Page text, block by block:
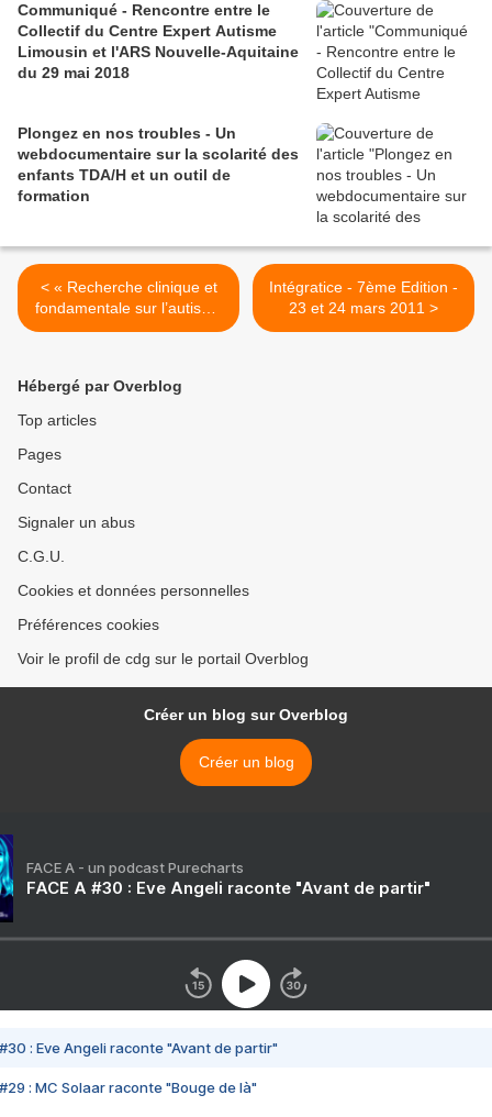
Communiqué - Rencontre entre le
Collectif du Centre Expert Autisme
Limousin et l'ARS Nouvelle-Aquitaine
du 29 mai 2018
Plongez en nos troubles - Un
webdocumentaire sur la scolarité des
enfants TDA/H et un outil de
formation
< « Recherche clinique et
fondamentale sur l’autisme
» - Appel d’offres 2011
Intégratice - 7ème Edition -
23 et 24 mars 2011 >
Hébergé par Overblog
Top articles
Pages
Contact
Signaler un abus
C.G.U.
Cookies et données personnelles
Préférences cookies
Voir le profil de cdg sur le portail Overblog
Créer un blog sur Overblog
Créer un blog
FACE A - un podcast Purecharts
FACE A #30 : Eve Angeli raconte "Avant de partir"
#30 : Eve Angeli raconte "Avant de partir"
#29 : MC Solaar raconte "Bouge de là"